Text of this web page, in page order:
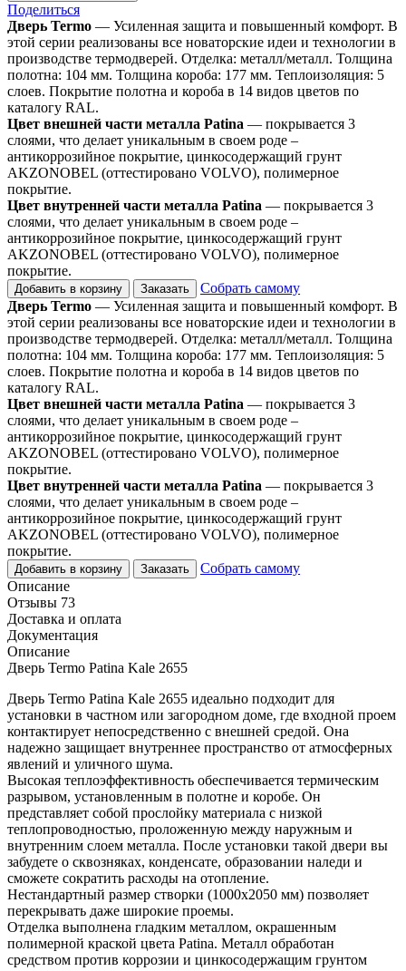
Поделиться
Дверь Termo — Усиленная защита и повышенный комфорт. В
этой серии реализованы все новаторские идеи и технологии в
производстве термодверей. Отделка: металл/металл. Толщина
полотна: 104 мм. Толщина короба: 177 мм. Теплоизоляция: 5
слоев. Покрытие полотна и короба в 14 видов цветов по
каталогу RAL.
Цвет внешней части металла Patina — покрывается 3
слоями, что делает уникальным в своем роде –
антикоррозийное покрытие, цинкосодержащий грунт
AKZONOBEL (оттестировано VOLVO), полимерное
покрытие.
Цвет внутренней части металла Patina — покрывается 3
слоями, что делает уникальным в своем роде –
антикоррозийное покрытие, цинкосодержащий грунт
AKZONOBEL (оттестировано VOLVO), полимерное
покрытие.
Добавить в корзину Заказать
Собрать самому
Дверь Termo — Усиленная защита и повышенный комфорт. В
этой серии реализованы все новаторские идеи и технологии в
производстве термодверей. Отделка: металл/металл. Толщина
полотна: 104 мм. Толщина короба: 177 мм. Теплоизоляция: 5
слоев. Покрытие полотна и короба в 14 видов цветов по
каталогу RAL.
Цвет внешней части металла Patina — покрывается 3
слоями, что делает уникальным в своем роде –
антикоррозийное покрытие, цинкосодержащий грунт
AKZONOBEL (оттестировано VOLVO), полимерное
покрытие.
Цвет внутренней части металла Patina — покрывается 3
слоями, что делает уникальным в своем роде –
антикоррозийное покрытие, цинкосодержащий грунт
AKZONOBEL (оттестировано VOLVO), полимерное
покрытие.
Добавить в корзину Заказать
Собрать самому
Описание
Отзывы 73
Доставка и оплата
Документация
Описание
Дверь Termo Patina Kale 2655
Дверь Termo Patina Kale 2655 идеально подходит для
установки в частном или загородном доме, где входной проем
контактирует непосредственно с внешней средой. Она
надежно защищает внутреннее пространство от атмосферных
явлений и уличного шума.
Высокая теплоэффективность обеспечивается термическим
разрывом, установленным в полотне и коробе. Он
представляет собой прослойку материала с низкой
теплопроводностью, проложенную между наружным и
внутренним слоем металла. После установки такой двери вы
забудете о сквозняках, конденсате, образовании наледи и
сможете сократить расходы на отопление.
Нестандартный размер створки (1000х2050 мм) позволяет
перекрывать даже широкие проемы.
Отделка выполнена гладким металлом, окрашенным
полимерной краской цвета Patina. Металл обработан
средством против коррозии и цинкосодержащим грунтом